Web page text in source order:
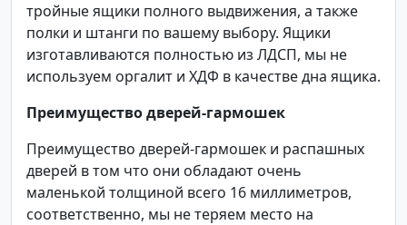
тройные ящики полного выдвижения, а также
полки и штанги по вашему выбору. Ящики
изготавливаются полностью из ЛДСП, мы не
используем оргалит и ХДФ в качестве дна ящика.
Преимущество дверей-гармошек
Преимущество дверей-гармошек и распашных
дверей в том что они обладают очень
маленькой толщиной всего 16 миллиметров,
соответственно, мы не теряем место на